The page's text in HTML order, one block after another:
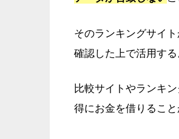
そのランキングサイ
確認した上で活用する
比較サイトやランキ
得にお金を借りること